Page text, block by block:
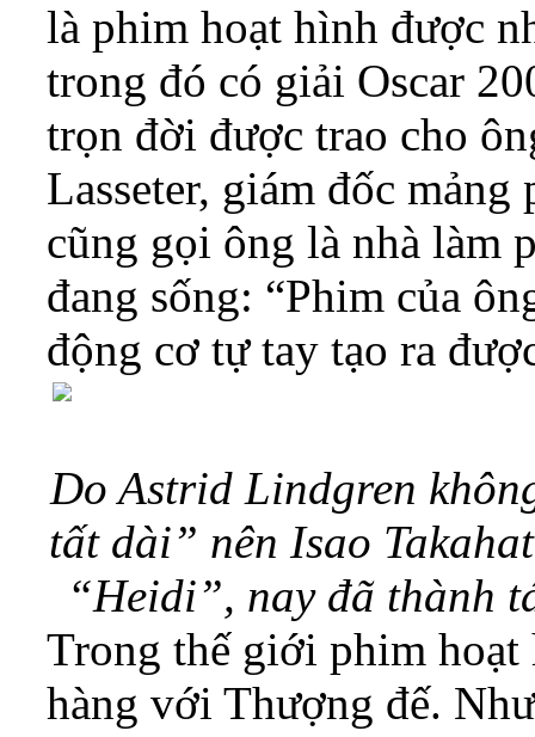
là phim hoạt hình được
trong đó có giải Oscar
trọn đời được trao cho
Lasseter, giám đốc
cũng gọi ông là nhà làm
đang sống: “Phim của
động cơ tự tay tạo ra
Do Astrid Lindgren
tất dài” nên Isao
“Heidi”, nay đã thành
Trong thế giới phim
hàng với Thượng đế.